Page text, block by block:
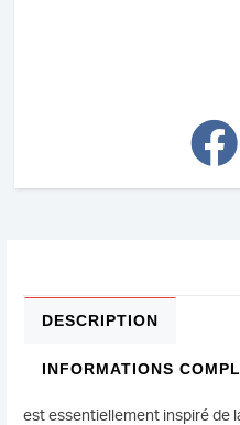
DESCRIPTION
INFORMATIONS
est essentiellement inspiré de